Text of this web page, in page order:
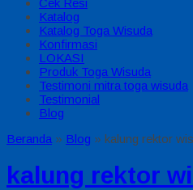
Cek Resi
Katalog
Katalog Toga Wisuda
Konfirmasi
LOKASI
Produk Toga Wisuda
Testimoni mitra toga wisuda
Testimonial
Blog
Beranda » Blog » kalung rektor
kalung rektor